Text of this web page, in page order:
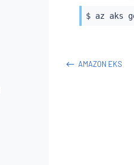
AMAZON EKS